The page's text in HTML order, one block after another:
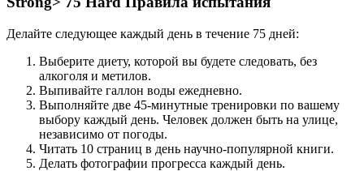
Делайте следующее каждый день в течение 75 дней:
Выберите диету, которой вы будете следовать, без
алкоголя и метилов.
Выпивайте галлон воды ежедневно.
Выполняйте две 45-минутные тренировки по вашему
выбору каждый день. Человек должен быть на улице,
независимо от погоды.
Читать 10 страниц в день научно-популярной книги.
Делать фотографии прогресса каждый день.